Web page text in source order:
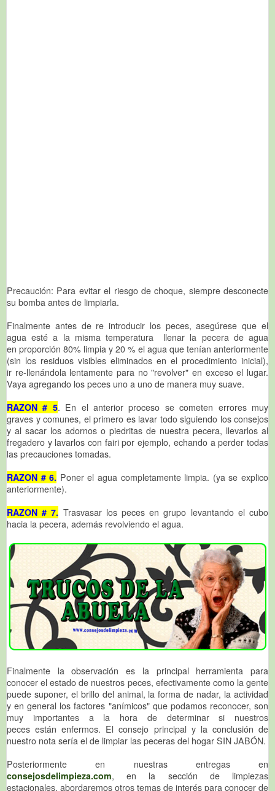
Precaución: Para evitar el riesgo de choque, siempre desconecte
su bomba antes de limpiarla.
Finalmente antes de re introducir los peces, asegúrese que el
agua esté a la misma temperatura llenar la pecera de agua
en proporción 80% limpia y 20 % el agua que tenían anteriormente
(sin los residuos visibles eliminados en el procedimiento inicial),
ir re-llenándola lentamente para no "revolver" en exceso el lugar.
Vaya agregando los peces uno a uno de manera muy suave.
RAZON # 5. En el anterior proceso se cometen errores muy
graves y comunes, el primero es lavar todo siguiendo los consejos
y al sacar los adornos o piedritas de nuestra pecera, llevarlos al
fregadero y lavarlos con fairi por ejemplo, echando a perder todas
las precauciones tomadas.
RAZON # 6. Poner el agua completamente limpia. (ya se explico
anteriormente).
RAZON # 7. Trasvasar los peces en grupo levantando el cubo
hacia la pecera, además revolviendo el agua.
Finalmente la observación es la principal herramienta para
conocer el estado de nuestros peces, efectivamente como la gente
puede suponer, el brillo del animal, la forma de nadar, la actividad
y en general los factores "anímicos" que podamos reconocer, son
muy importantes a la hora de determinar si nuestros
peces están enfermos. El consejo principal y la conclusión de
nuestro nota sería el de limpiar las peceras del hogar SIN JABÓN.
Posteriormente en nuestras entregas en
consejosdelimpieza.com, en la sección de limpiezas
estacionales, abordaremos otros temas de interés para conocer de